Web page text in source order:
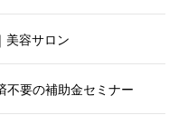
美容サロン
不要の補助金セミナー